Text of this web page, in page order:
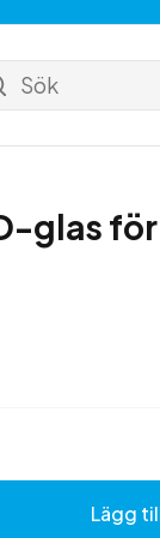
Sök
glas för
Lägg